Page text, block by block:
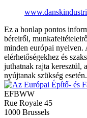
Ez a honlap pontos
béreiről,
minden európai nyelven.
elérhetőségekhez és
juthatnak rajta keresztül,
nyújtanak szükség esetén.
EFBWW
Rue Royale 45
1000 Brussels